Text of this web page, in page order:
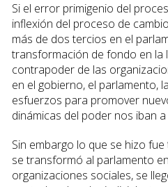
Si el error primigenio del
inflexión del proceso de
más de dos tercios en el
transformación de fondo en la
contrapoder de las
en el gobierno, el parlamento,
esfuerzos para promover
dinámicas del poder nos iban
Sin embargo lo que se hizo
se transformó al parlamento
organizaciones sociales, se